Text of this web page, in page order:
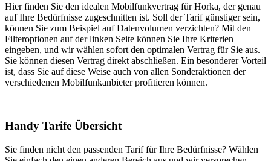
Hier finden Sie den idealen Mobilfunkvertrag für Horka, der genau
auf Ihre Bedürfnisse zugeschnitten ist. Soll der Tarif günstiger sein,
können Sie zum Beispiel auf Datenvolumen verzichten? Mit den
Filteroptionen auf der linken Seite können Sie Ihre Kriterien
eingeben, und wir wählen sofort den optimalen Vertrag für Sie aus.
Sie können diesen Vertrag direkt abschließen. Ein besonderer Vorteil
ist, dass Sie auf diese Weise auch von allen Sonderaktionen der
verschiedenen Mobilfunkanbieter profitieren können.
Handy Tarife Übersicht
Sie finden nicht den passenden Tarif für Ihre Bedürfnisse? Wählen